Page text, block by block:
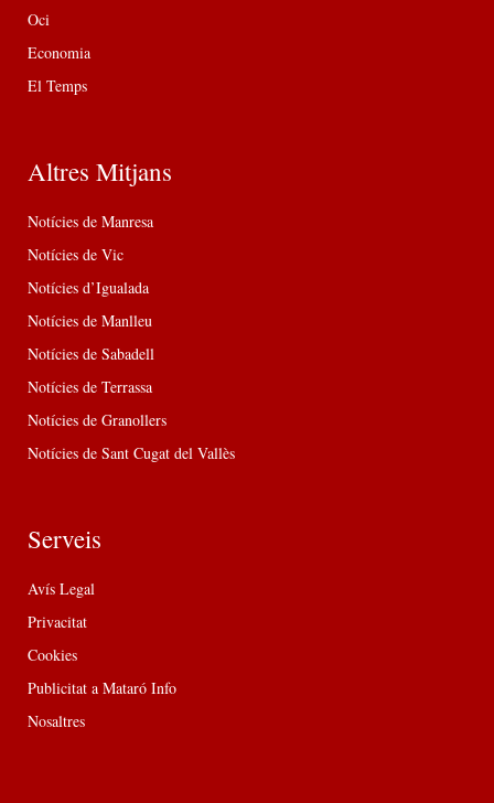
Oci
Economia
El Temps
Altres Mitjans
Notícies de Manresa
Notícies de Vic
Notícies d’Igualada
Notícies de Manlleu
Notícies de Sabadell
Notícies de Terrassa
Notícies de Granollers
Notícies de Sant Cugat del Vallès
Serveis
Avís Legal
Privacitat
Cookies
Publicitat a Mataró Info
Nosaltres